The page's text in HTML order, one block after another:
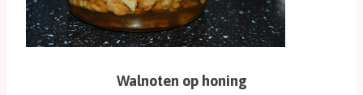
Walnoten op honing